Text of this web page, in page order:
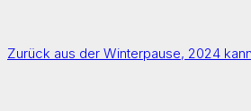
Zurück aus der Winterpause, 2024